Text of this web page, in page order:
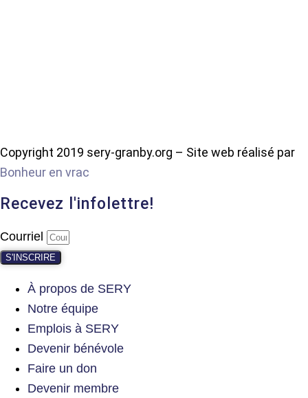
Copyright 2019 sery-granby.org – Site web réalisé par
Bonheur en vrac
Recevez l'infolettre!
Courriel
S'INSCRIRE
À propos de SERY
Notre équipe
Emplois à SERY
Devenir bénévole
Faire un don
Devenir membre